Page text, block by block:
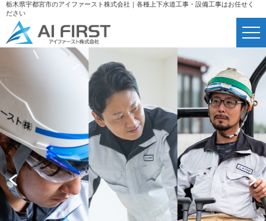
栃木県宇都宮市のアイファースト株式会社｜各種上下水道工事・設備工事はお任せく
ださい